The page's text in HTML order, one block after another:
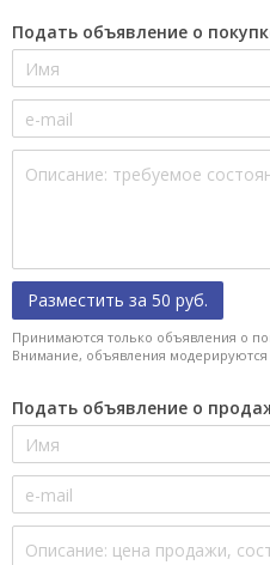
Подать объявление о
Разместить за 50 руб.
Принимаются только объявления о
Внимание, объявления
Подать объявление о